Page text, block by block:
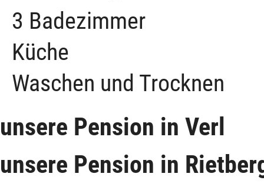
3 Badezimmer
Küche
Waschen und Trocknen
unsere Pension in Verl
unsere Pension in